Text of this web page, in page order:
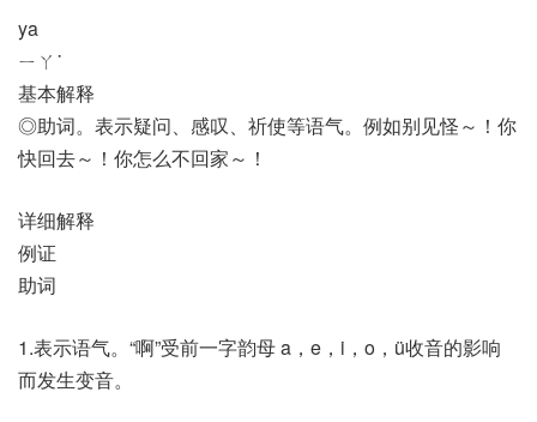
ya
ㄧㄚ˙
基本解释
◎助词。表示疑问、感叹、祈使等语气。例如别见怪～！你
快回去～！你怎么不回家～！
详细解释
例证
助词
1.表示语气。“啊”受前一字韵母 a，e，i，o，ü收音的影响
而发生变音。